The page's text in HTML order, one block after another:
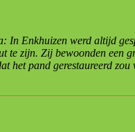
In Enkhuizen werd altijd
zijn. Zij bewoonden een
het pand gerestaureerd zou